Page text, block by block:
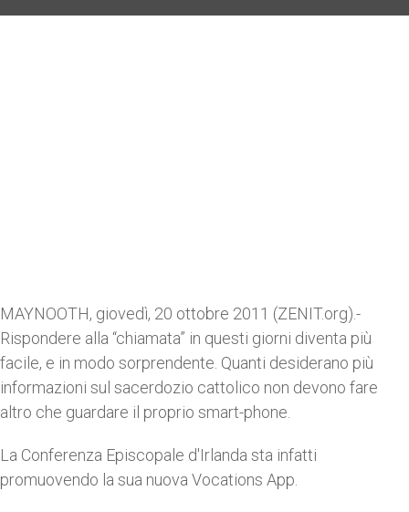
MAYNOOTH, giovedì, 20 ottobre 2011 (ZENIT.org).-
Rispondere alla “chiamata” in questi giorni diventa più
facile, e in modo sorprendente. Quanti desiderano più
informazioni sul sacerdozio cattolico non devono fare
altro che guardare il proprio smart-phone.
La Conferenza Episcopale d'Irlanda sta infatti
promuovendo la sua nuova Vocations App.